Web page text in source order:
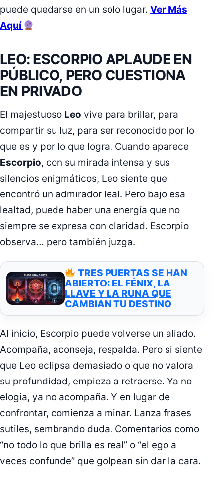
puede quedarse en un solo lugar. Ver Más
Aquí
LEO: ESCORPIO APLAUDE EN
PÚBLICO, PERO CUESTIONA
EN PRIVADO
El majestuoso Leo vive para brillar, para
compartir su luz, para ser reconocido por lo
que es y por lo que logra. Cuando aparece
Escorpio, con su mirada intensa y sus
silencios enigmáticos, Leo siente que
encontró un admirador leal. Pero bajo esa
lealtad, puede haber una energía que no
siempre se expresa con claridad. Escorpio
observa… pero también juzga.
TRES PUERTAS SE HAN
ABIERTO: EL FÉNIX, LA
LLAVE Y LA RUNA QUE
CAMBIAN TU DESTINO
Al inicio, Escorpio puede volverse un aliado.
Acompaña, aconseja, respalda. Pero si siente
que Leo eclipsa demasiado o que no valora
su profundidad, empieza a retraerse. Ya no
elogia, ya no acompaña. Y en lugar de
confrontar, comienza a minar. Lanza frases
sutiles, sembrando duda. Comentarios como
“no todo lo que brilla es real” o “el ego a
veces confunde” que golpean sin dar la cara.